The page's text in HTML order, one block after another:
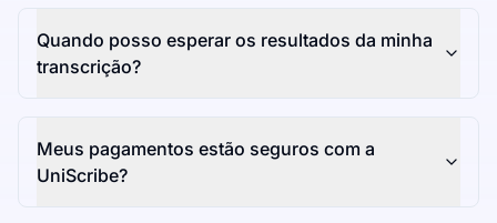
Quando posso esperar os resultados da minha
transcrição?
Meus pagamentos estão seguros com a
UniScribe?